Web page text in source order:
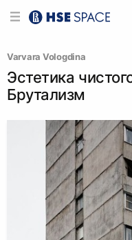
Varvara Vologdina
Эстетика
Брутализм